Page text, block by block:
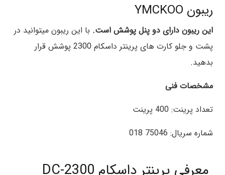
ریبون YMCKOO
این ریبون دارای دو پنل پوشش است. با این ریبون میتوانید در
پشت و جلو کارت های پرینتر داسکام 2300 پوشش قرار
بدهید.
مشخصات فنی
تعداد پرینت: 400 پرینت
شماره سریال: 75046 018
معرفی پرینتر داسکام DC-2300